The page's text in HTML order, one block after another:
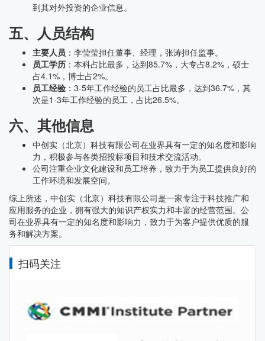
到其对外投资的企业信息。
五、人员结构
主要人员 ：李莹莹担任董事、经理，张涛担任监事。
员工学历 ：本科占比最多，达到85.7%，大专占8.2%，硕士
占4.1%，博士占2%。
员工经验 ：3-5年工作经验的员工占比最多，达到36.7%，其
次是1-3年工作经验的员工，占比26.5%。
六、其他信息
中创实（北京）科技有限公司在业界具有一定的知名度和影响
力，积极参与各类招投标项目和技术交流活动。
公司注重企业文化建设和员工培养，致力于为员工提供良好的
工作环境和发展空间。
综上所述，中创实（北京）科技有限公司是一家专注于科技推广和
应用服务的企业，拥有强大的知识产权实力和丰富的经营范围。公
司在业界具有一定的知名度和影响力，致力于为客户提供优质的服
务和解决方案。
扫码关注